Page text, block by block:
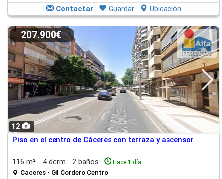
Contactar Guardar Ubicación
12
207.900€
Piso en el centro de Cáceres con terraza y ascensor
116 m² 4 dorm. 2 baños Hace 1 día
Caceres - Gil Cordero Centro